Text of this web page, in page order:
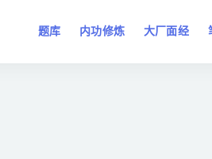
题库 内功修炼 大厂面经